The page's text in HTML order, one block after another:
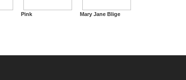
Pink Mary Jane Blige